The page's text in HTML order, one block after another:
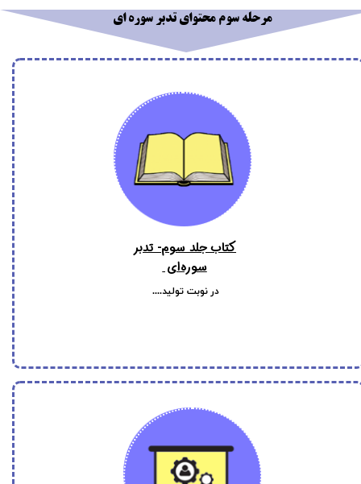
کتاب جلد سوم- تدبر
سوره‌ای
در نوبت تولید....
مرحله سوم محتوای تدبر سوره ای